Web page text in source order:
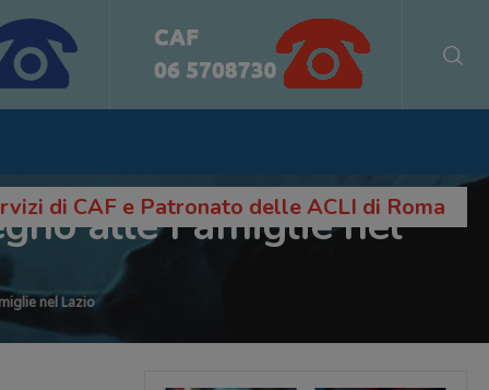
di CAF e Patronato delle ACLI di Roma
alle Famiglie nel
nel Lazio